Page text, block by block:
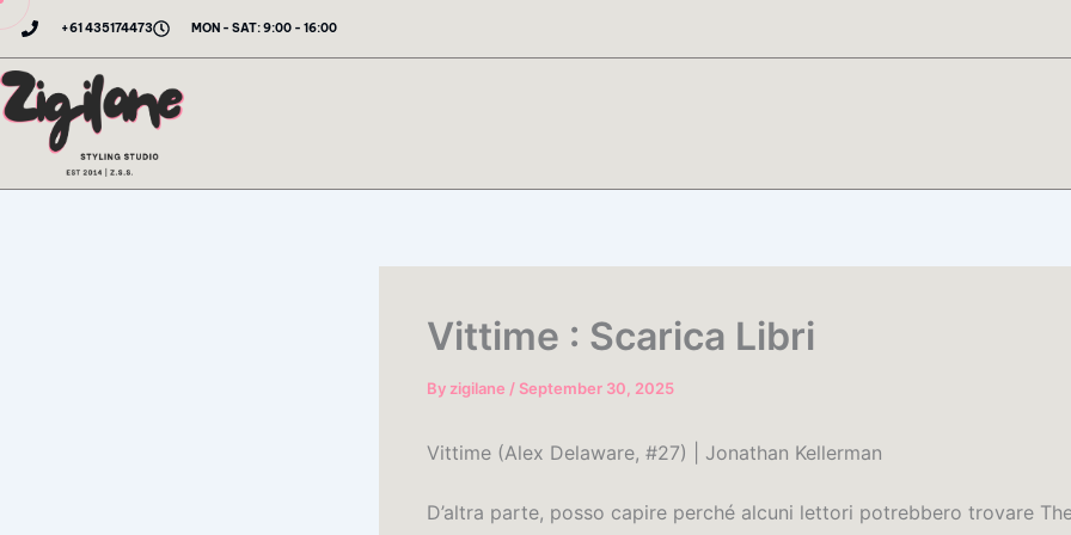
Skip
content
+61 435174473 MON - SAT: 9:00 - 16:00
Vittime : Scarica Libri
By zigilane /September 30, 2025
Vittime (Alex Delaware, #27) | Jonathan Kellerman
D’altra parte, posso capire perché alcuni lettori potrebbero trovare